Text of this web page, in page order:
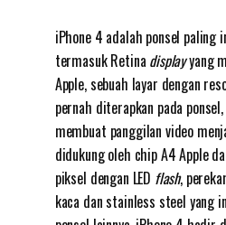
iPhone 4 adalah ponsel paling
termasuk Retina displayyang
Apple, sebuah layar dengan
pernah diterapkan pada
membuat panggilan video
didukung oleh chip A4 Apple
piksel dengan LED flash,
kaca dan stainless steel yang